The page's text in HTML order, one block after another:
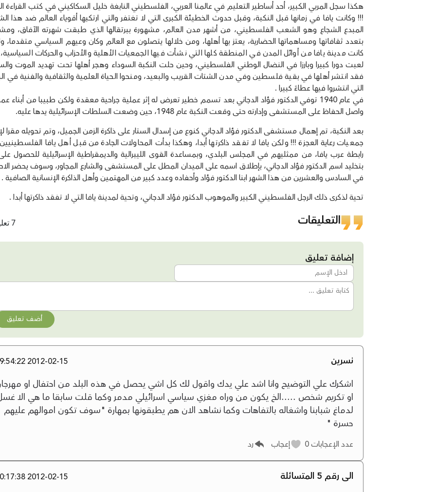
هكذا سجل المربي الكبير، أحد أساطير التعليم في عالمنا العربي، الفلسطيني النابغة خليل السكاكيني في كتب القراءة
!!! وكانت يافا في زمانها قبل النكبة، وقبل حدوث الخطيئة الكبرى التي لا تغتفر والتي ارتكبها أقوياء العالم ضد هذا
المبدع الشجاع وهو الشعب الفلسطيني، من أشهر مدن العالم، مشهورة ببرتقالها الذي طبقت شهرته الآفاق،
بتعدد ثقافاتها ومساهماتها الحضارية، يعتز بها أهلها، ومن خلالها يتصلون مع العالم وكان وعيهم السياسي متقدما،
كانت مدينة يافا من أوائل المدن في المنطقة كلها التي نشأت فيها الجمعيات الأهلية والأحزاب والحركات
لعبت دورا كبيرا وبارزا في النضال الوطني الفلسطيني، وحين حلت النكبة السوداء وهجر أهلها تحت تهديد الموت
فقد انتشر أهلها في بقية فلسطين وفي مدن الشتات القريب والبعيد، ومنحوا الحياة العلمية والثقافية والفنية في
التي انتشروا فيها عطاءً كبيرا .
في عام 1940 توفي الدكتور فؤاد الدجاني بعد تسمم خطير تعرض له إثر عملية جراحية معقدة ولكن طبيبا من أبناء
واصل الحفاظ على المستشفى وإدارته حتى وقعت النكبة عام 1948، حين وضعت السلطات الإسرائيلية يدها عليه.
بعد النكبة، تم إهمال مستشفى الدكتور فؤاد الدجاني كنوع من إسدال الستار على ذاكرة الزمن الجميل، وتم تحويله مقرا
جمعيات رعاية العجزة !!! ولكن يافا لا تفقد ذاكرتها أبدا، وهكذا بدأت المحاولات الجادة من قبل أهل يافا
رابطة عرب يافا، من ممثليهم في المجلس البلدي، وبمساعدة القوى الليبرالية والديمقراطية الإسرائيلية للحصول
بتخليد اسم الدكتور فؤاد الدجاني، بإطلاق اسمه على الميدان المطل على المستشفى والشارع المجاور، وسوف يحضر
في السادس والعشرين من هذا الشهر ابنا الدكتور فؤاد وأحفاده وعدد كبير من المهتمين وأهل الذاكرة الإنسانية الصافية .
تحية لذكرى ذلك الرجل الفلسطيني الكبير والموهوب الدكتور فؤاد الدجاني، وتحية لمدينة يافا التي لا تفقد ذاكرتها أبدا .
التعليقات 7 تعليقات
إضافة تعليق
أضف تعليق
نسرين 2012-02-15 19:54:22
اشكرك علي التوضيح وانا اشد علي يدك واقول لك كل اشي يحصل في هذه البلد من احتفال او
او تكريم شخص .....الخ يكون من وراه مغزي سياسي اسرائيلي مدمر وكما قلت سابقا ما هي الا
لدماغ شبابنا واشغاله بالتفاهات وكما نشاهد الان هم يطبقونها بمهارة "سوف تكون اموالهم عليهم
حسرة "
عدد الإعجابات إعجاب رد
الى رقم 5 المتسائلة 2012-02-15 00:17:38